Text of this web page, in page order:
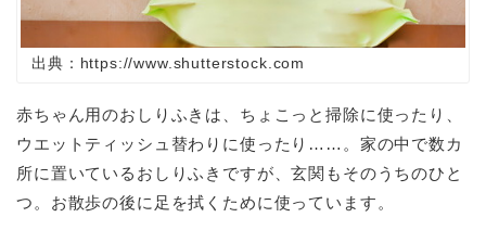
出典：https://www.shutterstock.com
赤ちゃん用のおしりふきは、ちょこっと掃除に使ったり、
ウエットティッシュ替わりに使ったり……。家の中で数カ
所に置いているおしりふきですが、玄関もそのうちのひと
つ。お散歩の後に足を拭くために使っています。